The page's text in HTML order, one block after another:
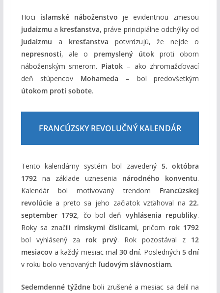
Hoci islamské náboženstvo je evidentnou zmesou
judaizmu a kresťanstva, práve principiálne odchýlky od
judaizmu a kresťanstva potvrdzujú, že nejde o
nepresnosti, ale o premyslený útokproti obom
náboženským smerom. Piatok – ako zhromažďovací
deň stúpencov Mohameda – bol predovšetkým
útokom proti sobote.
FRANCÚZSKY REVOLUČNÝ KALENDÁR
Tento kalendárny systém bol zavedený 5. októbra
1792na základe uznesenia národného konventu.
Kalendár bol motivovaný trendom Francúzskej
revolúciea preto sa jeho začiatok vzťahoval na22.
september 1792, čo bol deň vyhlásenia republiky.
Roky sa značili rímskymi číslicami, pričom rok 1792
bol vyhlásený za rok prvý. Rok pozostával z 12
mesiacova každý mesiac mal30 dní. Posledných5 dní
v roku bolo venovaných ľudovým slávnostiam.
Sedemdenné týždne boli zrušené a mesiac sa delil na